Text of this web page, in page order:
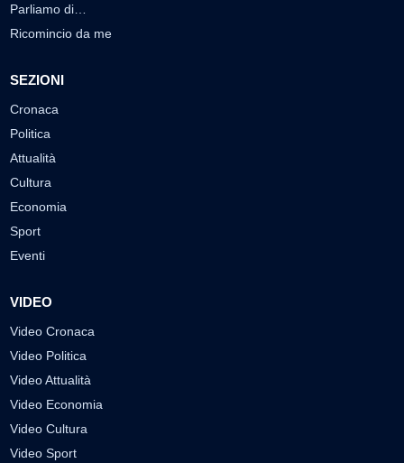
Parliamo di…
Ricomincio da me
SEZIONI
Cronaca
Politica
Attualità
Cultura
Economia
Sport
Eventi
VIDEO
Video Cronaca
Video Politica
Video Attualità
Video Economia
Video Cultura
Video Sport